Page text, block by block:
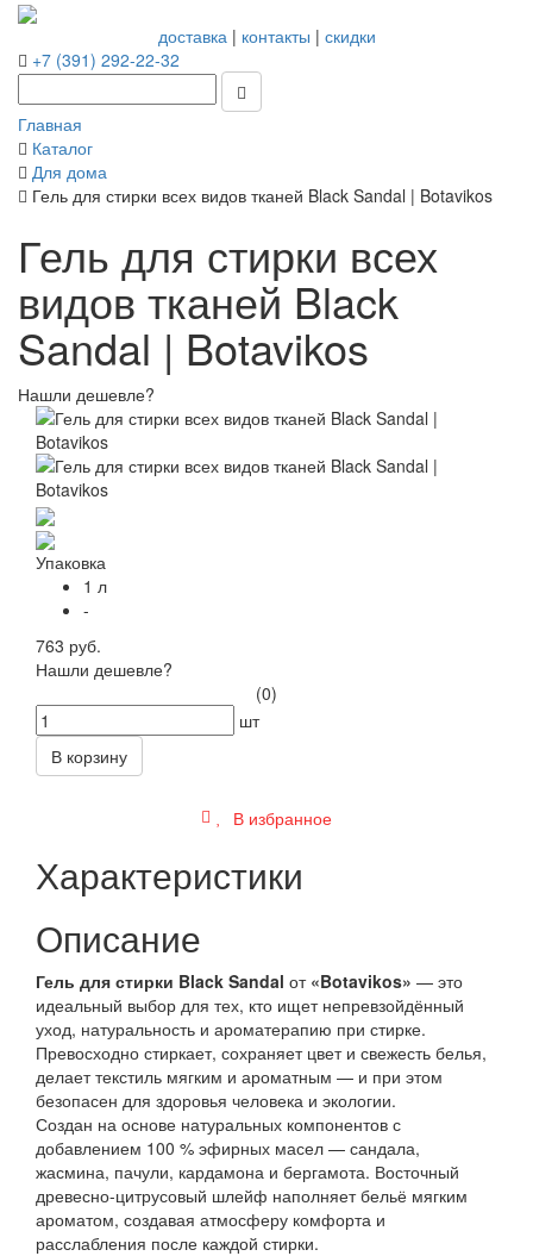
доставка| контакты | скидки
+7 (391) 292-22-32
Главная
Каталог
Для дома
Гель для стирки всех видов тканей Black Sandal | Botavikos
Гель для стирки всех
видов тканей Black
Sandal | Botavikos
Нашли дешевле?
Упаковка
1 л
-
763 руб.
Нашли дешевле?
(0)
шт
В корзину
В избранное
Характеристики
Описание
Гель для стирки Black Sandal от «Botavikos» — это
идеальный выбор для тех, кто ищет непревзойдённый
уход, натуральность и ароматерапию при стирке.
Превосходно стиркает, сохраняет цвет и свежесть белья,
делает текстиль мягким и ароматным — и при этом
безопасен для здоровья человека и экологии.
Создан на основе натуральных компонентов с
добавлением 100 % эфирных масел — сандала,
жасмина, пачули, кардамона и бергамота. Восточный
древесно-цитрусовый шлейф наполняет бельё мягким
ароматом, создавая атмосферу комфорта и
расслабления после каждой стирки.